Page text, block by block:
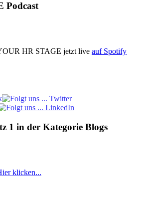
Podcast
HR STAGE jetzt live auf Spotify
1 in der Kategorie Blogs
klicken...